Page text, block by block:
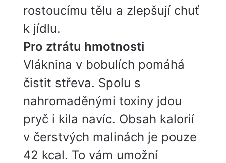
rostoucímu tělu a zlepšují chuť
k jídlu.
Pro ztrátu hmotnosti
Vláknina v bobulích pomáhá
čistit střeva. Spolu s
nahromaděnými toxiny jdou
pryč i kila navíc. Obsah kalorií
v čerstvých malinách je pouze
42 kcal. To vám umožní